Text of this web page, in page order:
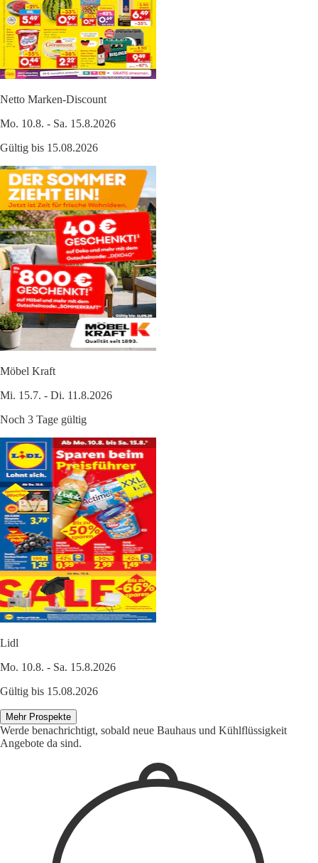
Netto Marken-Discount
Mo. 10.8. - Sa. 15.8.2026
Gültig bis 15.08.2026
Möbel Kraft
Mi. 15.7. - Di. 11.8.2026
Noch 3 Tage gültig
Lidl
Mo. 10.8. - Sa. 15.8.2026
Gültig bis 15.08.2026
Mehr Prospekte
Werde benachrichtigt, sobald neue Bauhaus und Kühlflüssigkeit
Angebote da sind.